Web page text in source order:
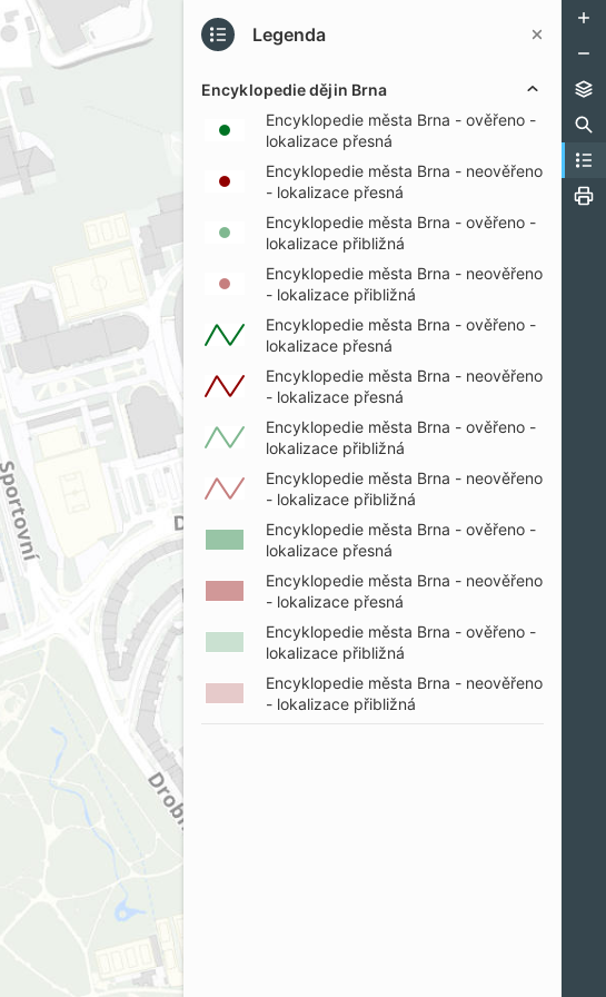
Legenda
Encyklopedie dějin Brna
Encyklopedie města Brna - ověřeno -
lokalizace přesná
Encyklopedie města Brna - neověřeno
- lokalizace přesná
Encyklopedie města Brna - ověřeno -
lokalizace přibližná
Encyklopedie města Brna - neověřeno
- lokalizace přibližná
Encyklopedie města Brna - ověřeno -
lokalizace přesná
Encyklopedie města Brna - neověřeno
- lokalizace přesná
Encyklopedie města Brna - ověřeno -
lokalizace přibližná
Encyklopedie města Brna - neověřeno
- lokalizace přibližná
Encyklopedie města Brna - ověřeno -
lokalizace přesná
Encyklopedie města Brna - neověřeno
- lokalizace přesná
Encyklopedie města Brna - ověřeno -
lokalizace přibližná
Encyklopedie města Brna - neověřeno
- lokalizace přibližná